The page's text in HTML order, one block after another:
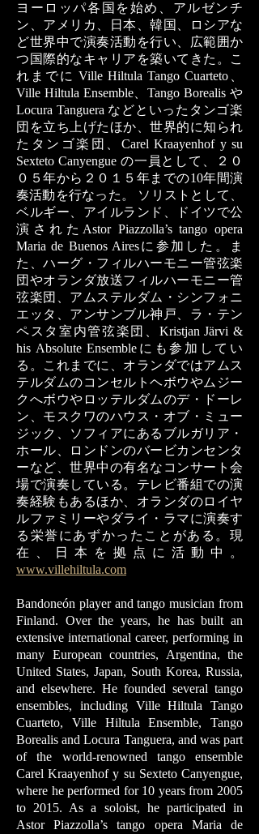
ヨーロッパ各国を始め、アルゼンチ
ン、アメリカ、日本、韓国、ロシアな
ど世界中で演奏活動を行い、広範囲か
つ国際的なキャリアを築いてきた。こ
れまでに Ville Hiltula Tango Cuarteto、
Ville Hiltula Ensemble、Tango Borealis や
Locura Tanguera などといったタンゴ楽
団を立ち上げたほか、世界的に知られ
たタンゴ楽団、Carel Kraayenhof y su
Sexteto Canyengue の一員として、２０
０５年から２０１５年までの10年間演
奏活動を行なった。 ソリストとして、
ベルギー、アイルランド、ドイツで公
演されたAstor Piazzolla’s tango opera
Maria de Buenos Airesに参加した。ま
た、ハーグ・フィルハーモニー管弦楽
団やオランダ放送フィルハーモニー管
弦楽団、アムステルダム・シンフォニ
エッタ、アンサンブル神戸、ラ・テン
ペスタ室内管弦楽団、Kristjan Järvi &
his Absolute Ensembleにも参加してい
る。これまでに、オランダではアムス
テルダムのコンセルトヘボウやムジー
クへボウやロッテルダムのデ・ドーレ
ン、モスクワのハウス・オブ・ミュー
ジック、ソフィアにあるブルガリア・
ホール、ロンドンのバービカンセンタ
ーなど、世界中の有名なコンサート会
場で演奏している。テレビ番組での演
奏経験もあるほか、オランダのロイヤ
ルファミリーやダライ・ラマに演奏す
る栄誉にあずかったことがある。現
在、日本を拠点に活動中。
www.villehiltula.com
Bandoneón player and tango musician from
Finland. Over the years, he has built an
extensive international career, performing in
many European countries, Argentina, the
United States, Japan, South Korea, Russia,
and elsewhere. He founded several tango
ensembles, including Ville Hiltula Tango
Cuarteto, Ville Hiltula Ensemble, Tango
Borealis and Locura Tanguera, and was part
of the world-renowned tango ensemble
Carel Kraayenhof y su Sexteto Canyengue,
where he performed for 10 years from 2005
to 2015. As a soloist, he participated in
Astor Piazzolla’s tango opera Maria de